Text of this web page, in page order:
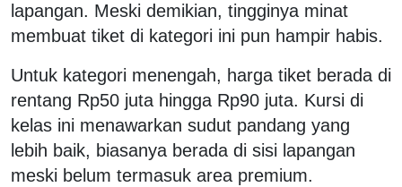
lapangan. Meski demikian, tingginya minat
membuat tiket di kategori ini pun hampir habis.
Untuk kategori menengah, harga tiket berada di
rentang Rp50 juta hingga Rp90 juta. Kursi di
kelas ini menawarkan sudut pandang yang
lebih baik, biasanya berada di sisi lapangan
meski belum termasuk area premium.